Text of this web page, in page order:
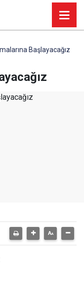
Başlayacağız